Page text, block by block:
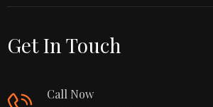
Get In Touch
Call Now